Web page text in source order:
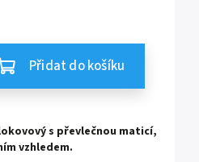
Přidat do košíku
s převlečnou maticí,
vzhledem.